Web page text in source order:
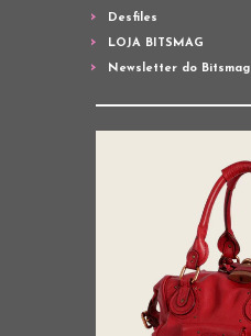
Desfiles
LOJA BITSMAG
Newsletter do Bitsmag